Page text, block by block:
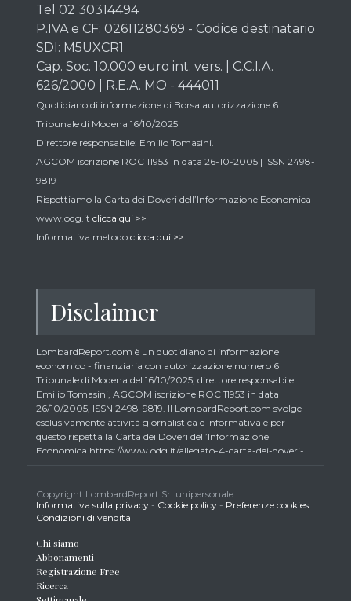
Tel 02 30314494
P.IVA e CF: 02611280369 - Codice destinatario
SDI: M5UXCR1
Cap. Soc. 10.000 euro int. vers. | C.C.I.A.
626/2000 | R.E.A. MO - 444011
Quotidiano di informazione di Borsa autorizzazione 6
Tribunale di Modena 16/10/2025
Direttore responsabile: Emilio Tomasini.
AGCOM iscrizione ROC 11953 in data 26-10-2005 | ISSN 2498-
9819
Rispettiamo la Carta dei Doveri dell’Informazione Economica
www.odg.it clicca qui >>
Informativa metodo clicca qui >>
Disclaimer
LombardReport.com è un quotidiano di informazione
economico - finanziaria con autorizzazione numero 6
Tribunale di Modena del 16/10/2025, direttore responsabile
Emilio Tomasini, AGCOM iscrizione ROC 11953 in data
26/10/2005, ISSN 2498-9819. Il LombardReport.com svolge
esclusivamente attività giornalistica e informativa e per
questo rispetta la Carta dei Doveri dell’Informazione
Economica https://www.odg.it/allegato-4-carta-dei-doveri-
essere consapevoli che i collaboratori di LombardReport.com
iscritti all’Ordine dei Giornalisti non possono detenere i titoli
oggetto dei loro articoli mentre i collaboratori non giornalisti
trader retail e comunque inferiori allo 0,5% del capitale, gli
strumenti finanziari oggetto dei loro articoli creando così un
potenziale conflitto di interesse con i lettori stessi. L’accesso al
presente sito implica la conoscenza e la piena accettazione
Copyright LombardReport Srl unipersonale.
Informativa sulla privacy - Cookie policy - Preferenze cookies
Condizioni di vendita
Chi siamo
Abbonamenti
Registrazione Free
Ricerca